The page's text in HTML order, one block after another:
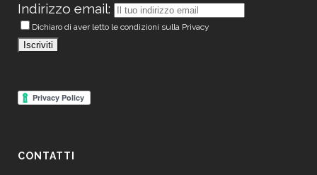
Indirizzo email:
Dichiaro di aver letto le condizioni sulla Privacy
CONTATTI